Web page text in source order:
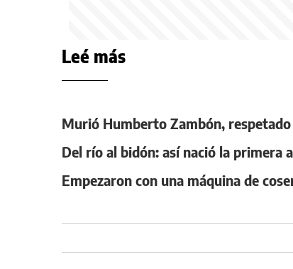
Leé más
Murió Humberto Zambón,
Del río al bidón: así nació la primera
Empezaron con una máquina de